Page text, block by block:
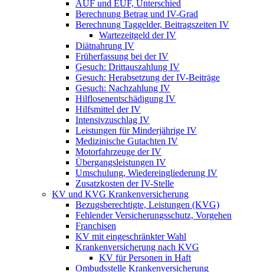
AUF und EUF, Unterschied
Berechnung Betrag und IV-Grad
Berechnung Taggelder, Beitragszeiten IV
Wartezeitgeld der IV
Diätnahrung IV
Früherfassung bei der IV
Gesuch: Drittauszahlung IV
Gesuch: Herabsetzung der IV-Beiträge
Gesuch: Nachzahlung IV
Hilflosenentschädigung IV
Hilfsmittel der IV
Intensivzuschlag IV
Leistungen für Minderjährige IV
Medizinische Gutachten IV
Motorfahrzeuge der IV
Übergangsleistungen IV
Umschulung, Wiedereingliederung IV
Zusatzkosten der IV-Stelle
KV und KVG Krankenversicherung
Bezugsberechtigte, Leistungen (KVG)
Fehlender Versicherungsschutz, Vorgehen
Franchisen
KV mit eingeschränkter Wahl
Krankenversicherung nach KVG
KV für Personen in Haft
Ombudsstelle Krankenversicherung